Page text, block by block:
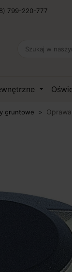
799-220-777
gruntowe